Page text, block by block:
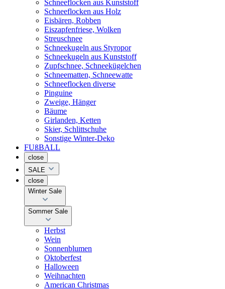
Schneeflocken aus Kunststoff
Schneeflocken aus Holz
Eisbären, Robben
Eiszapfenfriese, Wolken
Streuschnee
Schneekugeln aus Styropor
Schneekugeln aus Kunststoff
Zupfschnee, Schneekügelchen
Schneematten, Schneewatte
Schneeflocken diverse
Pinguine
Zweige, Hänger
Bäume
Girlanden, Ketten
Skier, Schlittschuhe
Sonstige Winter-Deko
FUßBALL
close
SALE
close
Winter Sale
Sommer Sale
Herbst
Wein
Sonnenblumen
Oktoberfest
Halloween
Weihnachten
American Christmas